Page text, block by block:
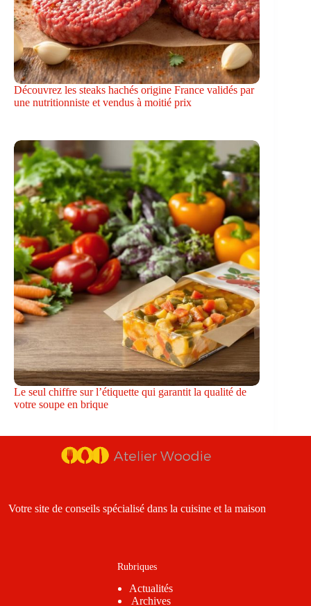
Découvrez les steaks hachés origine France validés par
une nutritionniste et vendus à moitié prix
Le seul chiffre sur l’étiquette qui garantit la qualité de
votre soupe en brique
Votre site de conseils spécialisé dans la cuisine et la maison
Rubriques
Actualités
Archives